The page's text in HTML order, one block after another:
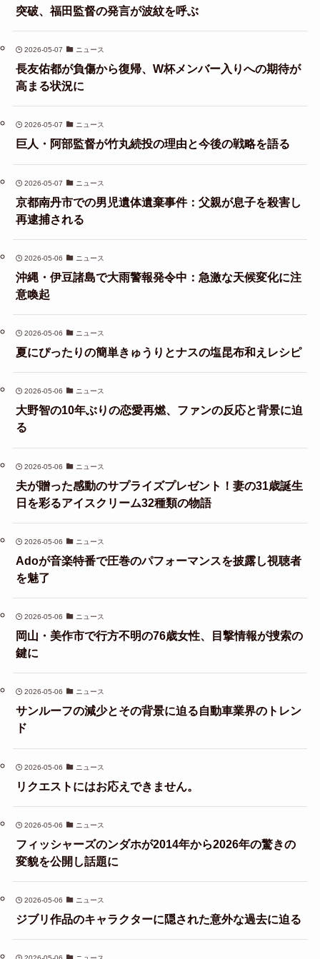
突破、福田監督の発言が波紋を呼ぶ
2026-05-07 ニュース
長友佑都が負傷から復帰、W杯メンバー入りへの期待が
高まる状況に
2026-05-07 ニュース
巨人・阿部監督が竹丸続投の理由と今後の戦略を語る
2026-05-07 ニュース
京都南丹市での男児遺体遺棄事件：父親が息子を殺害し
再逮捕される
2026-05-06 ニュース
沖縄・伊豆諸島で大雨警報発令中：急激な天候変化に注
意喚起
2026-05-06 ニュース
夏にぴったりの簡単きゅうりとナスの塩昆布和えレシピ
2026-05-06 ニュース
大野智の10年ぶりの恋愛再燃、ファンの反応と背景に迫
る
2026-05-06 ニュース
夫が贈った感動のサプライズプレゼント！妻の31歳誕生
日を彩るアイスクリーム32種類の物語
2026-05-06 ニュース
Adoが音楽特番で圧巻のパフォーマンスを披露し視聴者
を魅了
2026-05-06 ニュース
岡山・美作市で行方不明の76歳女性、目撃情報が捜索の
鍵に
2026-05-06 ニュース
サンルーフの減少とその背景に迫る自動車業界のトレン
ド
2026-05-06 ニュース
リクエストにはお応えできません。
2026-05-06 ニュース
フィッシャーズのンダホが2014年から2026年の驚きの
変貌を公開し話題に
2026-05-06 ニュース
ジブリ作品のキャラクターに隠された意外な過去に迫る